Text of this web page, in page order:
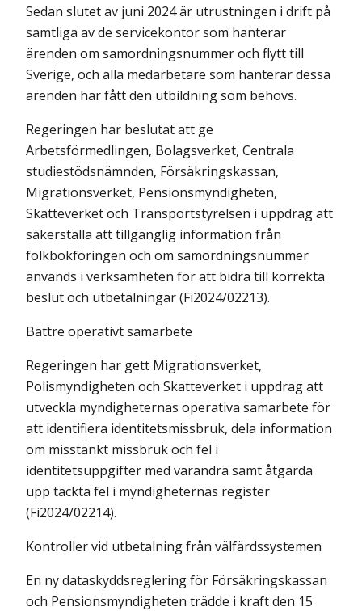
Sedan slutet av juni 2024 är utrustningen i drift på
samtliga av de servicekontor som hanterar
ärenden om samordningsnummer och flytt till
Sverige, och alla medarbetare som hanterar dessa
ärenden har fått den utbildning som behövs.
Regeringen har beslutat att ge
Arbetsförmedlingen, Bolagsverket, Centrala
studiestödsnämnden, Försäkringskassan,
Migrationsverket, Pensionsmyn­digheten,
Skatteverket och Transportstyrelsen i uppdrag att
säkerställa att tillgänglig information från
folkbokföringen och om samordningsnummer
används i verksamheten för att bidra till korrekta
beslut och utbetalningar (Fi2024/02213).
Bättre operativt samarbete
Regeringen har gett Migrationsverket,
Polismyndigheten och Skatteverket i uppdrag att
utveckla myndigheternas operativa samarbete för
att identifiera identitetsmissbruk, dela information
om misstänkt missbruk och fel i
identitetsuppgifter med varandra samt åtgärda
upp täckta fel i myndigheternas register
(Fi2024/02214).
Kontroller vid utbetalning från välfärdssystemen
En ny dataskyddsreglering för Försäkringskassan
och Pensionsmyndigheten trädde i kraft den 15